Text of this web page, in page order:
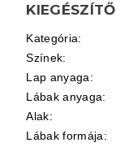
Kategória:
Színek:
Lap anyaga:
Lábak anyaga:
Alak:
Lábak formája: